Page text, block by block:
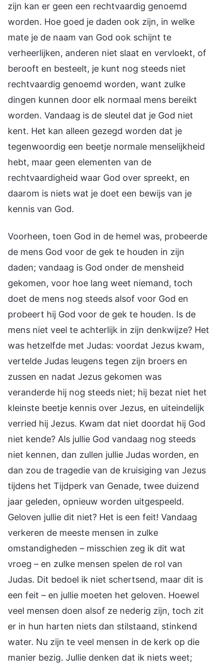
zijn kan er geen een rechtvaardig genoemd
worden. Hoe goed je daden ook zijn, in welke
mate je de naam van God ook schijnt te
verheerlijken, anderen niet slaat en vervloekt, of
berooft en besteelt, je kunt nog steeds niet
rechtvaardig genoemd worden, want zulke
dingen kunnen door elk normaal mens bereikt
worden. Vandaag is de sleutel dat je God niet
kent. Het kan alleen gezegd worden dat je
tegenwoordig een beetje normale menselijkheid
hebt, maar geen elementen van de
rechtvaardigheid waar God over spreekt, en
daarom is niets wat je doet een bewijs van je
kennis van God.
Voorheen, toen God in de hemel was, probeerde
de mens God voor de gek te houden in zijn
daden; vandaag is God onder de mensheid
gekomen, voor hoe lang weet niemand, toch
doet de mens nog steeds alsof voor God en
probeert hij God voor de gek te houden. Is de
mens niet veel te achterlijk in zijn denkwijze? Het
was hetzelfde met Judas: voordat Jezus kwam,
vertelde Judas leugens tegen zijn broers en
zussen en nadat Jezus gekomen was
veranderde hij nog steeds niet; hij bezat niet het
kleinste beetje kennis over Jezus, en uiteindelijk
verried hij Jezus. Kwam dat niet doordat hij God
niet kende? Als jullie God vandaag nog steeds
niet kennen, dan zullen jullie Judas worden, en
dan zou de tragedie van de kruisiging van Jezus
tijdens het Tijdperk van Genade, twee duizend
jaar geleden, opnieuw worden uitgespeeld.
Geloven jullie dit niet? Het is een feit! Vandaag
verkeren de meeste mensen in zulke
omstandigheden – misschien zeg ik dit wat
vroeg – en zulke mensen spelen de rol van
Judas. Dit bedoel ik niet schertsend, maar dit is
een feit – en jullie moeten het geloven. Hoewel
veel mensen doen alsof ze nederig zijn, toch zit
er in hun harten niets dan stilstaand, stinkend
water. Nu zijn te veel mensen in de kerk op die
manier bezig. Jullie denken dat ik niets weet;